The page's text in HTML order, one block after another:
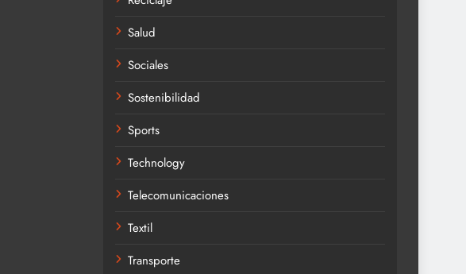
Salud
Sociales
Sostenibilidad
Sports
Technology
Telecomunicaciones
Textil
Transporte